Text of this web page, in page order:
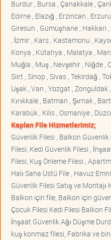
Burdur , Bursa , Çanakkale ,
Edirne , Elazığ , Erzincan ,
Giresun , Gümüşhane , Hakkari
, İzmir , Kars , Kastamonu ,
Konya , Kütahya , Malatya ,
Muğla , Muş , Nevşehir , Niğde ,
Siirt , Sinop , Sivas , Tekirdağ ,
Uşak , Van , Yozgat , Zonguldak
Kırıkkale , Batman , Şırnak ,
Karabük , Kilis , Osmaniye ,
Kaplan File Hizmetlerimiz;
Güvenlik Filesi , Balkon
Filesi, Kedi Güvenlik Filesi ,
Filesi, Kuş Önleme Filesi ,
Halı Saha Üstü File , Havuz
Güvenlik Filesi Satış ve Montajı
Balkon için file, Balkon için
Çocuk Filesi Kedi Filesi Balkon
İnşaat Güvenlik Ağı Düşme
kuş konmaz filesi, Fabrika ve